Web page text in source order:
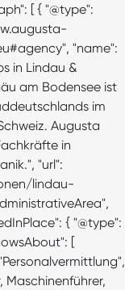
[ { "@type":
"name":
in Lindau &
am Bodensee ist
im
Augusta
in
"url":
lindau-
{ "@type":
[
Maschinenführer,